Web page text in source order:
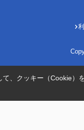
、クッキー（Cookie）